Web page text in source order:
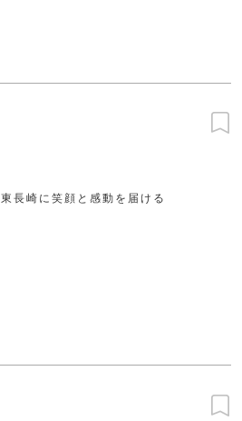
東長崎に笑顔と感動を届ける